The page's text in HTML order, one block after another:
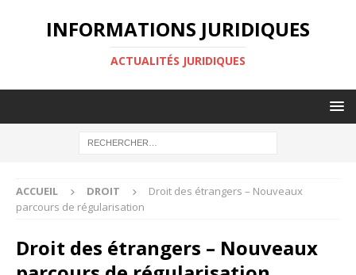
INFORMATIONS JURIDIQUES
ACTUALITÉS JURIDIQUES
ACCUEIL DROIT
Droit des étrangers – Nouveaux
parcours de régularisation
Droit des étrangers – Nouveaux